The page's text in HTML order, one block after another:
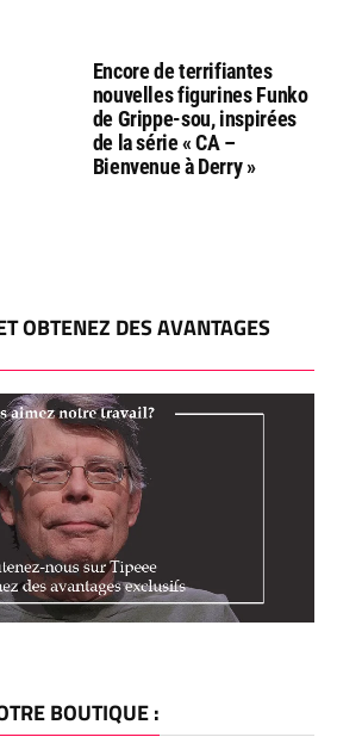
Encore de terrifiantes
nouvelles figurines Funko
de Grippe-sou, inspirées
de la série « CA –
Bienvenue à Derry »
OBTENEZ DES AVANTAGES
BOUTIQUE :